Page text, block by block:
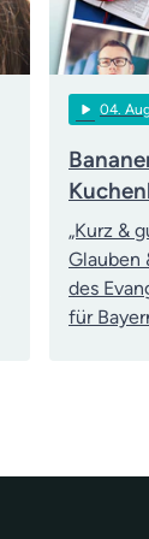
play_arrow 04 .
„Kurz &
Glauben
des
für